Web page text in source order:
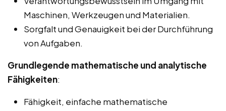
Maschinen, Werkzeugen und Materialien.
Sorgfalt und Genauigkeit bei der Durchführung
von Aufgaben.
Grundlegende mathematische und analytische
Fähigkeiten:
Fähigkeit, einfache mathematische